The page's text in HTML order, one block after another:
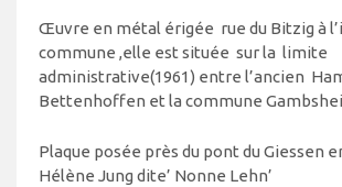
Œuvre en métal érigée rue du Bitzig à
commune ,elle est située sur la limite
administrative(1961) entre l’ancien
Bettenhoffen et la commune
Plaque posée près du pont du Giessen
Hélène Jung dite’ Nonne Lehn’